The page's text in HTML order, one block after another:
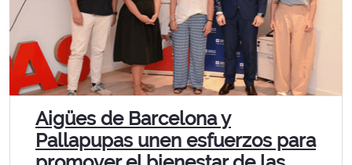
Aigües de Barcelona y
Pallapupas unen esfuerzos para